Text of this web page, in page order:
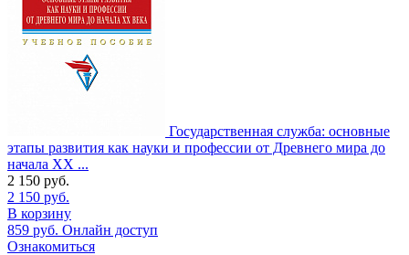
Государственная служба: основные
этапы развития как науки и профессии от Древнего мира до
начала XX ...
2 150 руб.
2 150 руб.
В корзину
859 руб. Онлайн доступ
Ознакомиться